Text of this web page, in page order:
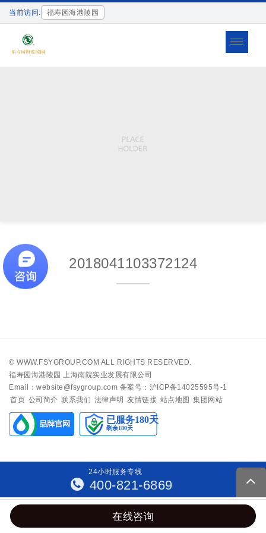
当前访问: 福寿园海港陵园
Toggle
2018041103372124
© WWW.FSYGROUP.COM ALL RIGHTS RESERVED.
福寿园海港陵园 上海南院实业发展有限公司
Email：website@fsygroup.com 备案号：沪ICP备14025595号-1
首页 公司简介 联系我们 法律声明 友情链接 站点地图 集团网站
24小时服务专线
400-821-6869
在线咨询